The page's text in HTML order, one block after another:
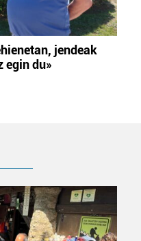
jendeak
egin du»